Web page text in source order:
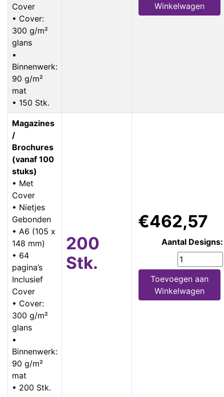
Cover
• Cover:
300 g/m²
glans
•
Binnenwerk:
90 g/m²
mat
• 150 Stk.
Winkelwagen
Magazines
/
Brochures
(vanaf 100
stuks)
• Met
Cover
• Nietjes
Gebonden
• A6 (105 x
148 mm)
• 64
pagina’s
Inclusief
Cover
• Cover:
300 g/m²
glans
•
Binnenwerk:
90 g/m²
mat
• 200 Stk.
200
Stk.
€462,57
Aantal Designs:
Toevoegen aan
Winkelwagen